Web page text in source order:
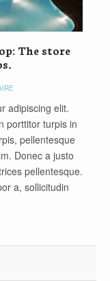
The store
adipiscing elit.
porttitor turpis in
pellentesque
Donec a justo
pellentesque.
a, sollicitudin